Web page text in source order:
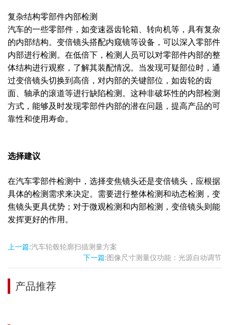
复杂结构零部件内部检测
汽车的一些零部件，如变速器齿轮箱、转向机等，具有复杂
的内部结构。变倍镜头搭配内窥镜等设备，可以深入零部件
内部进行检测。在低倍下，检测人员可以对零部件内部的整
体结构进行观察，了解其装配情况。当发现可疑部位时，通
过变倍镜头切换到高倍，对内部的关键部位，如齿轮的齿
面、轴承的滚道等进行缺陷检测。这种非破坏性的内部检测
方式，能够及时发现零部件内部的潜在问题，提高产品的可
靠性和使用寿命。
选择建议
在汽车零部件检测中，选择变焦镜头还是变倍镜头，应根据
具体的检测需求来决定。需要进行整体检测和动态检测，变
焦镜头更具优势；对于微观检测和内部检测，变倍镜头则能
发挥更好的作用。
上一篇:汽车轮毂轮廓扫描测量方案
下一篇:图像尺寸测量仪功能：光源自动调节
产品推荐